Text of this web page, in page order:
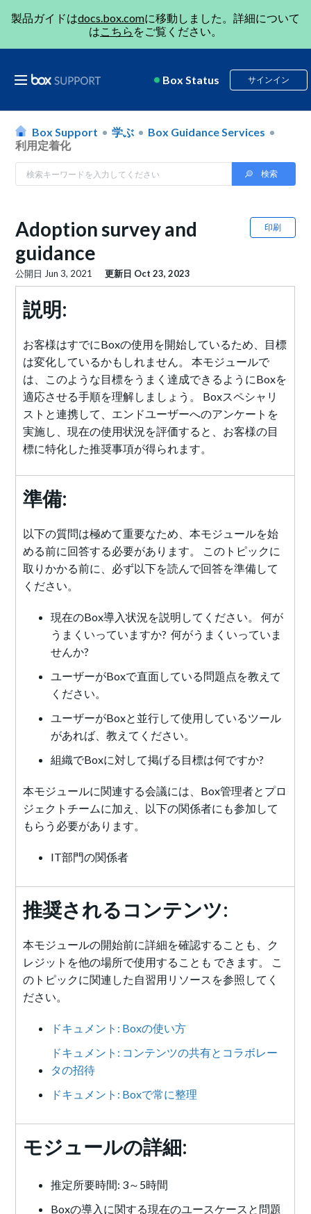
製品ガイドはdocs.box.comに移動しました。詳細について
はこちら をご覧ください。
Box Status サインイン
Box Support 学ぶ
Box Guidance Services
利用定着化
印刷
Adoption survey and
guidance
公開日 Jun 3, 2021 更新日 Oct 23, 2023
説明:
お客様はすでにBoxの使用を開始しているため、目標
は変化しているかもしれません。 本モジュールで
は、このような目標をうまく達成できるようにBoxを
適応させる手順を理解しましょう。 Boxスペシャリ
ストと連携して、エンドユーザーへのアンケートを
実施し、現在の使用状況を評価すると、お客様の目
標に特化した推奨事項が得られます。
準備:
以下の質問は極めて重要なため、本モジュールを始
める前に回答する必要があります。 このトピックに
取りかかる前に、必ず以下を読んで回答を準備して
ください。
現在のBox導入状況を説明してください。 何が
うまくいっていますか? 何がうまくいっていま
せんか?
ユーザーがBoxで直面している問題点を教えて
ください。
ユーザーがBoxと並行して使用しているツール
があれば、教えてください。
組織でBoxに対して掲げる目標は何ですか?
本モジュールに関連する会議には、Box管理者とプロ
ジェクトチームに加え、以下の関係者にも参加して
もらう必要があります。
IT部門の関係者
推奨されるコンテンツ:
本モジュールの開始前に詳細を確認することも、ク
レジットを他の場所で使用することも できます。 こ
のトピックに関連した自習用リソースを参照してく
ださい。
ドキュメント: Boxの使い方
ドキュメント: コンテンツの共有とコラボレー
タの招待
ドキュメント: Boxで常に整理
モジュールの詳細:
推定所要時間: 3～5時間
Boxの導入に関する現在のユースケースと問題